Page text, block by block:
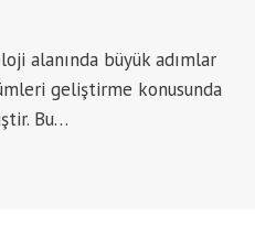
alanında büyük adımlar
geliştirme konusunda
Bu…